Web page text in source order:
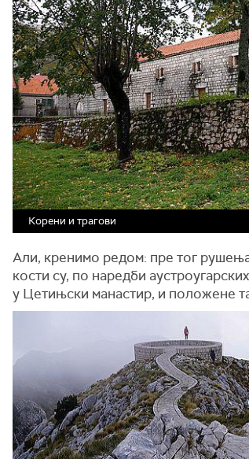
Корени и трагови
Али, кренимо редом: пре тог
кости су, по наредби
у Цетињски манастир, и положене